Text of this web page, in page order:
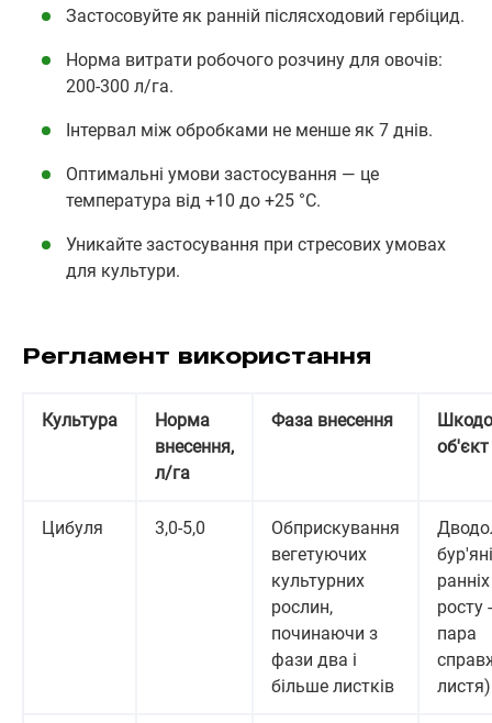
Застосовуйте як ранній післясходовий гербіцид.
Норма витрати робочого розчину для овочів:
200-300 л/га.
Інтервал між обробками не менше як 7 днів.
Оптимальні умови застосування — це
температура від +10 до +25 °С.
Уникайте застосування при стресових умовах
для культури.
Регламент використання
Культура
Норма
внесення,
л/га
Фаза внесення
об'єкт
Цибуля 3,0-5,0
Обприскування
вегетуючих
культурних
рослин,
починаючи з
фази два і
більше листків
росту
пара
листя)